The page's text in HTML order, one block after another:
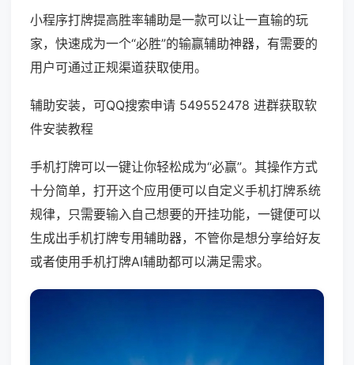
小程序打牌提高胜率辅助是一款可以让一直输的玩
家，快速成为一个“必胜”的输赢辅助神器，有需要的
用户可通过正规渠道获取使用。
辅助安装，可QQ搜索申请 549552478 进群获取软
件安装教程
手机打牌可以一键让你轻松成为“必赢”。其操作方式
十分简单，打开这个应用便可以自定义手机打牌系统
规律，只需要输入自己想要的开挂功能，一键便可以
生成出手机打牌专用辅助器，不管你是想分享给好友
或者使用手机打牌AI辅助都可以满足需求。